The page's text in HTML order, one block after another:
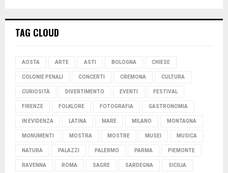
TAG CLOUD
AOSTA ARTE ASTI BOLOGNA CHIESE
COLONIE PENALI CONCERTI CREMONA CULTURA
CURIOSITÀ DIVERTIMENTO EVENTI FESTIVAL
FIRENZE FOLKLORE FOTOGRAFIA GASTRONOMIA
IN EVIDENZA LATINA MARE MILANO MONTAGNA
MONUMENTI MOSTRA MOSTRE MUSEI MUSICA
NATURA PALAZZI PALERMO PARMA PIEMONTE
RAVENNA ROMA SAGRE SARDEGNA SICILIA